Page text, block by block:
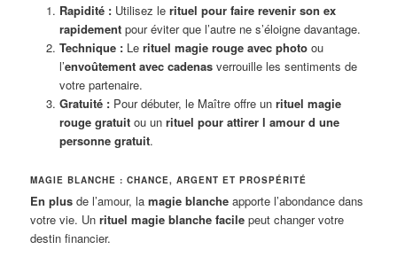
Rapidité :Utilisez le rituel pour faire revenir son ex
rapidementpour éviter que l’autre ne s’éloigne davantage.
Technique :Le rituel magie rouge avec photoou
l’envoûtement avec cadenasverrouille les sentiments de
votre partenaire.
Gratuité :Pour débuter, le Maître offre un rituel magie
rouge gratuitou un rituel pour attirer l amour d une
personne gratuit.
MAGIE BLANCHE : CHANCE, ARGENT ET PROSPÉRITÉ
En plus de l’amour, lamagie blanche apporte l’abondance dans
votre vie. Unrituel magie blanche facile peut changer votre
destin financier.